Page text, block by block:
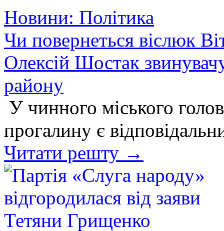
Новини: Політика
Чи повернеться віслюк
Олексій Шостак
району
У чинного міського
прогалину є
Читати решту →